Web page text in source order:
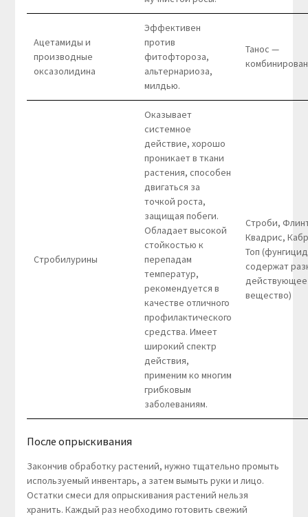
Ацетамиды и
производные
оксазолидина
Эффективен
против
фитофтороза,
альтернариоза,
милдью.
Танос —
Стробилурины
Оказывает
системное
действие, хорошо
проникает в ткани
растения, способен
двигаться за
точкой роста,
защищая побеги.
Обладает высокой
стойкостью к
перепадам
температур,
рекомендуется в
качестве отличного
профилактического
средства. Имеет
широкий спектр
действия,
применим ко многим
грибковым
заболеваниям.
Строби,
Квадрис,
Топ
содержат
действующее
вещество)
После опрыскивания
Закончив обработку растений, нужно тщательно промыть
используемый инвентарь, а затем вымыть руки и лицо.
Остатки смеси для опрыскивания растений нельзя
хранить. Каждый раз необходимо готовить свежий